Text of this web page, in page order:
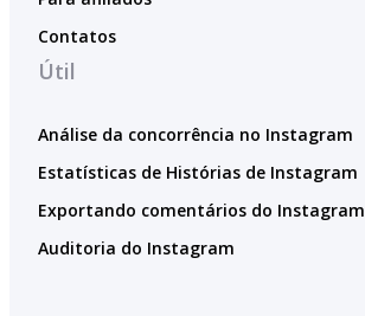
Contatos
Útil
Análise da concorrência no Instagram
Estatísticas de Histórias de Instagram
Exportando comentários do Instagram
Auditoria do Instagram